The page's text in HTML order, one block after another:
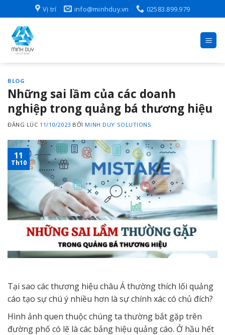
to
content
Vị trí info@minhduy.vn 02583.899.979
BLOG
Những sai lầm của các doanh
nghiệp trong quảng bá thương hiệu
ĐĂNG LÚC 11/10/2023 BỞI MINH DUY SOLUTIONS
11
Th10
Tại sao các thương hiệu châu Á thường thích lối quảng
cáo tạo sự chú ý nhiều hơn là sự chính xác có chủ đích?
Hình ảnh quen thuộc chúng ta thường bắt gặp trên
đường phố có lẽ là các bảng hiệu quảng cáo. Ở hầu hết